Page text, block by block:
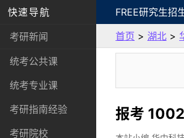
快速导航
考研新闻
统考公共课
统考专业课
考研指南经验
考研院校
FREE研究生招
首页 > 湖北 >
报考